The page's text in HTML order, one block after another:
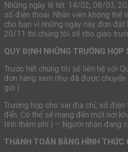
Những ngày lễ tết: 14/02; 08/03;
số điện thoai. Nhân viên không thể
cho bạn vì những ngày này đơn
20/11 thì chúng tôi sẽ cho giao
QUY ĐỊNH NHỮNG TRƯỜNG HỢP
Trước hết chúng tôi sẽ liên hệ với
đơn hàng xem như đã được
giờ )
Trường hợp cho sai địa chỉ, số
đến. Có thể sẽ mang đến một nơi
tính thêm phí ) – Người nhận đang
THANH TOÁN BẰNG HÌNH THỨC